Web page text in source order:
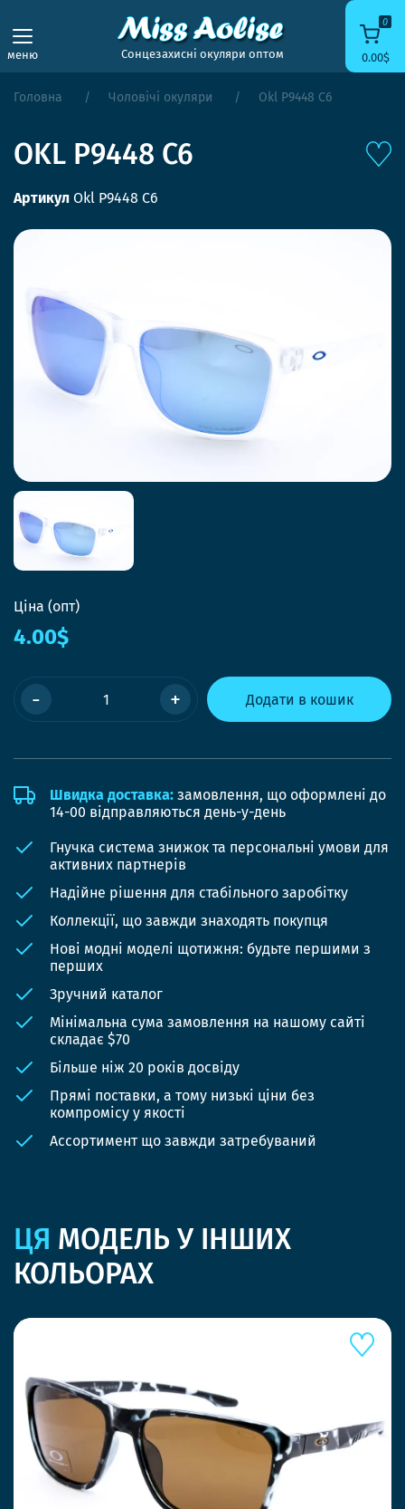
меню Сонцезахисні окуляри оптом
0
0.00$
Головна Чоловічі окуляри Okl P9448 C6
OKL P9448 C6
Артикул Okl P9448 C6
Ціна (опт)
4.00$
- + Додати в кошик
Швидка доставка: замовлення, що оформлені до
14-00 відправляються день-у-день
Гнучка система знижок та персональні умови для
активних партнерів
Надійне рішення для стабільного заробітку
Коллекції, що завжди знаходять покупця
Нові модні моделі щотижня: будьте першими з
перших
Зручний каталог
Мінімальна сума замовлення на нашому сайті
складає $70
Більше ніж 20 років досвіду
Прямі поставки, а тому низькі ціни без
компромісу у якості
Ассортимент що завжди затребуваний
ЦЯ МОДЕЛЬ У ІНШИХ
КОЛЬОРАХ